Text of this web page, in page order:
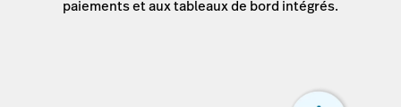
paiements et aux tableaux de bord intégrés.